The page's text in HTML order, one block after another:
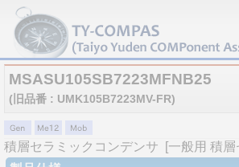
MSASU105SB7223MFNB25
(旧品番 : UMK105B7223MV-FR)
積層セラミックコンデンサ
[一般用 積